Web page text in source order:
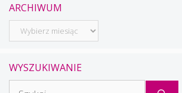
ARCHIWUM
Archiwum
WYSZUKIWANIE